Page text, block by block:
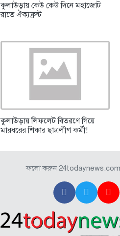
কুলাউড়ায় কেউ কেউ দিনে মহাজোট
রাতে ঐক্যফ্রন্ট
কুলাউড়ায় লিফলেট বিতরণে গিয়ে
মারধরের শিকার ছাত্রলীগ কর্মী!
ফলো করুন